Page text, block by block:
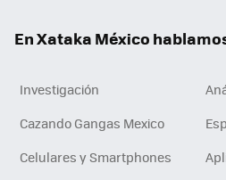
En Xataka México
Investigación
Cazando Gangas Mexico
Celulares y Smartphones